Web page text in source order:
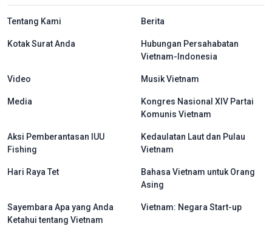
menu footer tiếng Indo
Tentang Kami Berita
Kotak Surat Anda
Hubungan Persahabatan
Vietnam-Indonesia
Video Musik Vietnam
Media
Kongres Nasional XIV Partai
Komunis Vietnam
Aksi Pemberantasan IUU
Fishing
Kedaulatan Laut dan Pulau
Vietnam
Hari Raya Tet
Bahasa Vietnam untuk Orang
Asing
Sayembara Apa yang Anda
Ketahui tentang Vietnam
Vietnam: Negara Start-up